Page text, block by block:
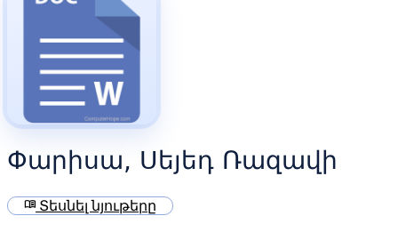
Փարիսա, Սեյեդ Ռազավի
menu_book Տեսնել նյութերը